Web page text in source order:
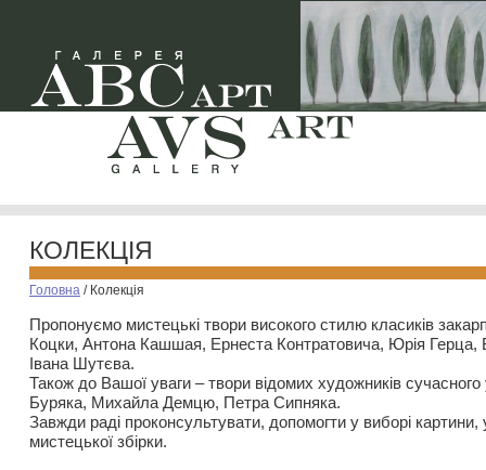
КОЛЕКЦІЯ
Головна / Колекція
Пропонуємо мистецькі твори високого стилю класиків
Коцки, Антона Кашшая, Ернеста Контратовича, Юрія
Івана Шутєва.
Також до Вашої уваги – твори відомих художників
Буряка, Михайла Демцю, Петра Сипняка.
Завжди раді проконсультувати, допомогти у виборі картини,
мистецької збірки.